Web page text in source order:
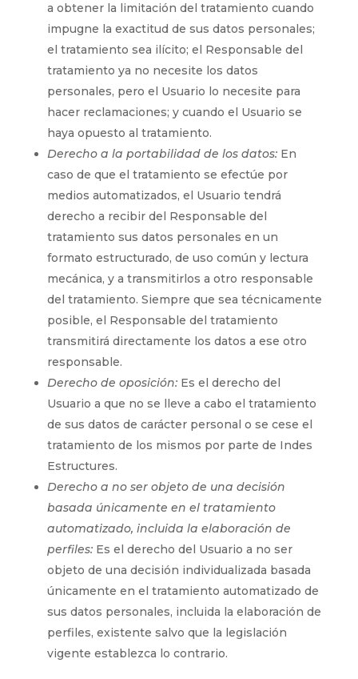
a obtener la limitación del tratamiento cuando
impugne la exactitud de sus datos personales;
el tratamiento sea ilícito; el Responsable del
tratamiento ya no necesite los datos
personales, pero el Usuario lo necesite para
hacer reclamaciones; y cuando el Usuario se
haya opuesto al tratamiento.
Derecho a la portabilidad de los datos: En
caso de que el tratamiento se efectúe por
medios automatizados, el Usuario tendrá
derecho a recibir del Responsable del
tratamiento sus datos personales en un
formato estructurado, de uso común y lectura
mecánica, y a transmitirlos a otro responsable
del tratamiento. Siempre que sea técnicamente
posible, el Responsable del tratamiento
transmitirá directamente los datos a ese otro
responsable.
Derecho de oposición: Es el derecho del
Usuario a que no se lleve a cabo el tratamiento
de sus datos de carácter personal o se cese el
tratamiento de los mismos por parte de Indes
Estructures.
Derecho a no ser objeto de una decisión
basada únicamente en el tratamiento
automatizado, incluida la elaboración de
perfiles: Es el derecho del Usuario a no ser
objeto de una decisión individualizada basada
únicamente en el tratamiento automatizado de
sus datos personales, incluida la elaboración de
perfiles, existente salvo que la legislación
vigente establezca lo contrario.